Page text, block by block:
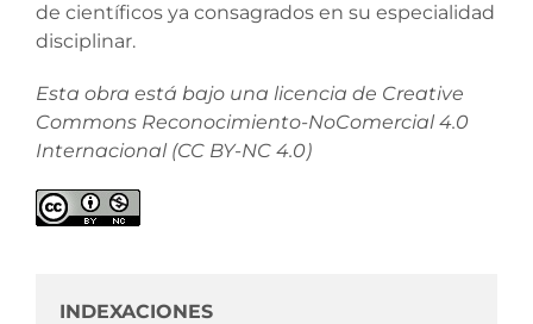
de científicos ya consagrados en su especialidad
disciplinar.
Esta obra está bajo una licencia de Creative
Commons Reconocimiento-NoComercial 4.0
Internacional (CC BY-NC 4.0)
INDEXACIONES